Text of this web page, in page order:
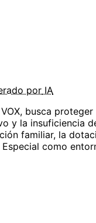
por IA
busca
y la insuficiencia
familiar, la
como